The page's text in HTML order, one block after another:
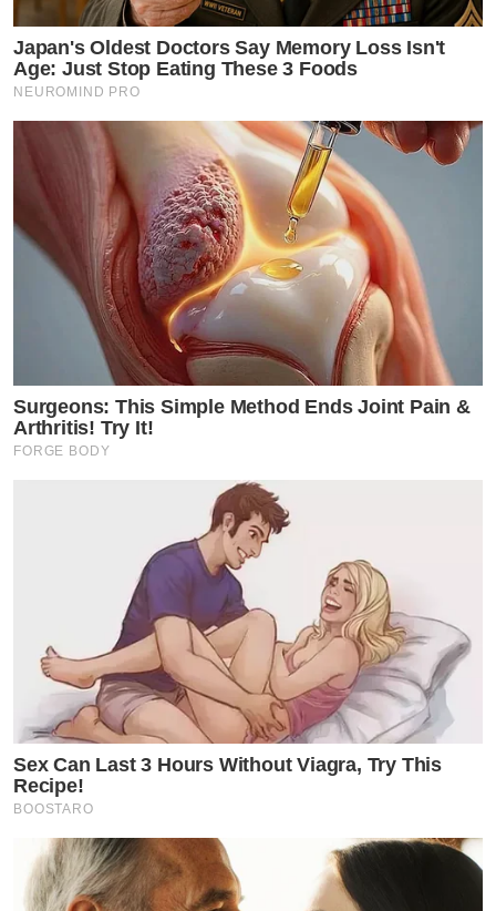
Japan's Oldest Doctors Say Memory Loss Isn't
Age: Just Stop Eating These 3 Foods
NEUROMIND PRO
Surgeons: This Simple Method Ends Joint Pain &
Arthritis! Try It!
FORGE BODY
Sex Can Last 3 Hours Without Viagra, Try This
Recipe!
BOOSTARO